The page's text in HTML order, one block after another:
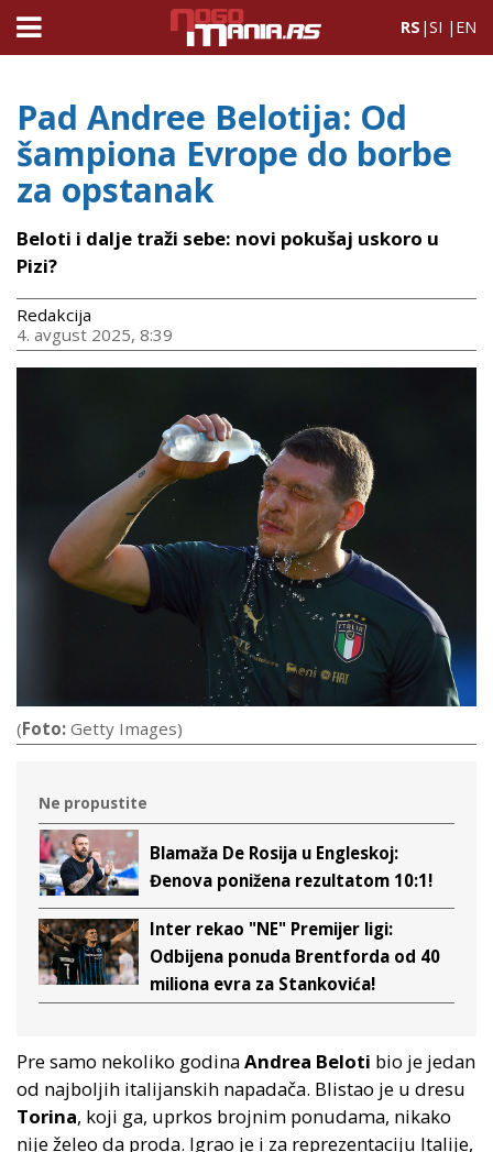
RS |SI | EN
Pad Andree Belotija: Od
šampiona Evrope do borbe
za opstanak
Beloti i dalje traži sebe: novi pokušaj uskoro u
Pizi?
Redakcija
4. avgust 2025, 8:39
(Foto: Getty Images)
Ne propustite
Blamaža De Rosija u Engleskoj:
Đenova ponižena rezultatom 10:1!
Inter rekao "NE" Premijer ligi:
Odbijena ponuda Brentforda od 40
miliona evra za Stankovića!
Pre samo nekoliko godinaAndrea Beloti bio je jedan
od najboljih italijanskih napadača. Blistao je u dresu
Torina, koji ga, uprkos brojnim ponudama, nikako
nije želeo da proda. Igrao je i za reprezentaciju Italije,